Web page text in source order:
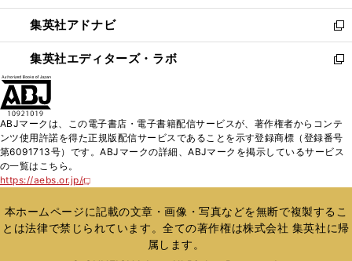
開
く
ウ
で
開
く
ン
ド
ウ
で
ウ
ィ
ン
ド
く
集英社アドナビ
新
し
い
ド
ウ
で
集英社エディターズ・ラボ
新
ィ
ン
開
く
ABJマークは、この電子書店・電子書籍配信サービスが、著作権者からコンテ
ンツ使用許諾を得た正規版配信サービスであることを示す登録商標（登録番号
第6091713号）です。ABJマークの詳細、ABJマークを掲示しているサービス
の一覧はこちら。
https://aebs.or.jp/
新
い
ウ
ィ
本ホームページに記載の文章・画像・写真などを無断で複製するこ
とは法律で禁じられています。全ての著作権は株式会社 集英社に帰
属します。